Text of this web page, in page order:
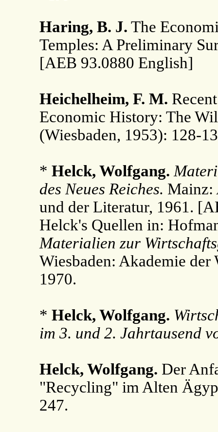
Haring, B. J. The
Temples: A Preliminary
[AEB 93.0880 English]
Heichelheim, F. M.
Economic History: The
(Wiesbaden, 1953): 128-
* Helck, Wolfgang.
des Neues Reiches. Mainz:
und der Literatur, 1961.
Helck's Quellen in:
Materialien zur
Wiesbaden: Akademie der
1970.
* Helck, Wolfgang.
im 3. und 2. Jahrtausend
Helck, Wolfgang. Der
"Recycling" im Alten
247.